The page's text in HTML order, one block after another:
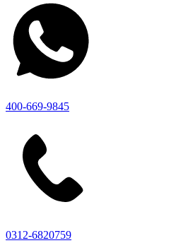
400-669-9845
0312-6820759